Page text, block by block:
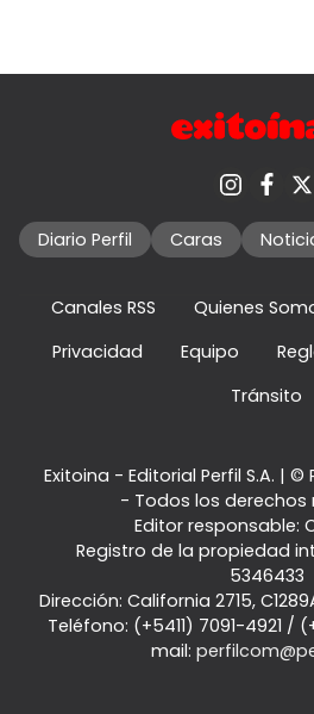
Diario Perfil Caras
Canales RSS Quienes
Privacidad
Equipo
Tránsito
Exitoina - Editorial Perfil S.A. | ©
- Todos los derechos
Editor responsable:
Registro de la propiedad
5346433
Dirección: California 2715,
Teléfono: (+5411) 7091-4921 /
mail: